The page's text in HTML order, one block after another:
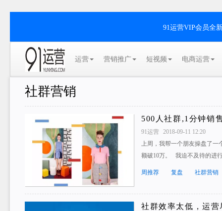
91运营VIP会员全
运营 营销推广 短视频 电商运营
社群营销
500人社群,1分钟销
91运营 2018-09-11 12:20
上周，我帮一个朋友操盘了一
额破10万。 我迫不及待的进
周推荐 复盘 社群营销
社群效率太低，运